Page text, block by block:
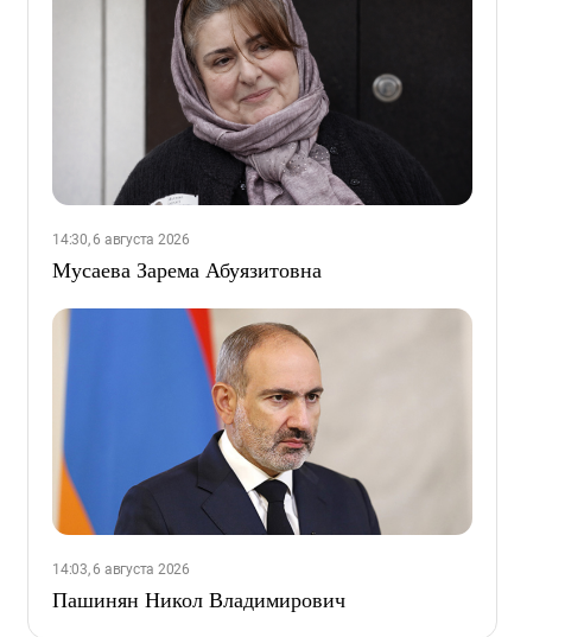
14:30, 6 августа 2026
Мусаева Зарема Абуязитовна
14:03, 6 августа 2026
Пашинян Никол Владимирович